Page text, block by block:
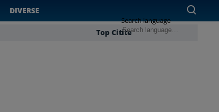
DIVERSE
Top Citite
Search language